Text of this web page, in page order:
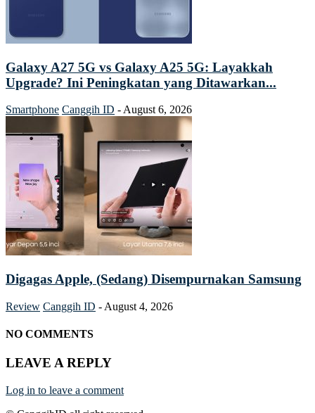
Galaxy A27 5G vs Galaxy A25 5G: Layakkah
Upgrade? Ini Peningkatan yang Ditawarkan...
Smartphone Canggih ID - August 6, 2026
Digagas Apple, (Sedang) Disempurnakan Samsung
Review Canggih ID - August 4, 2026
NO COMMENTS
LEAVE A REPLY
Log in to leave a comment